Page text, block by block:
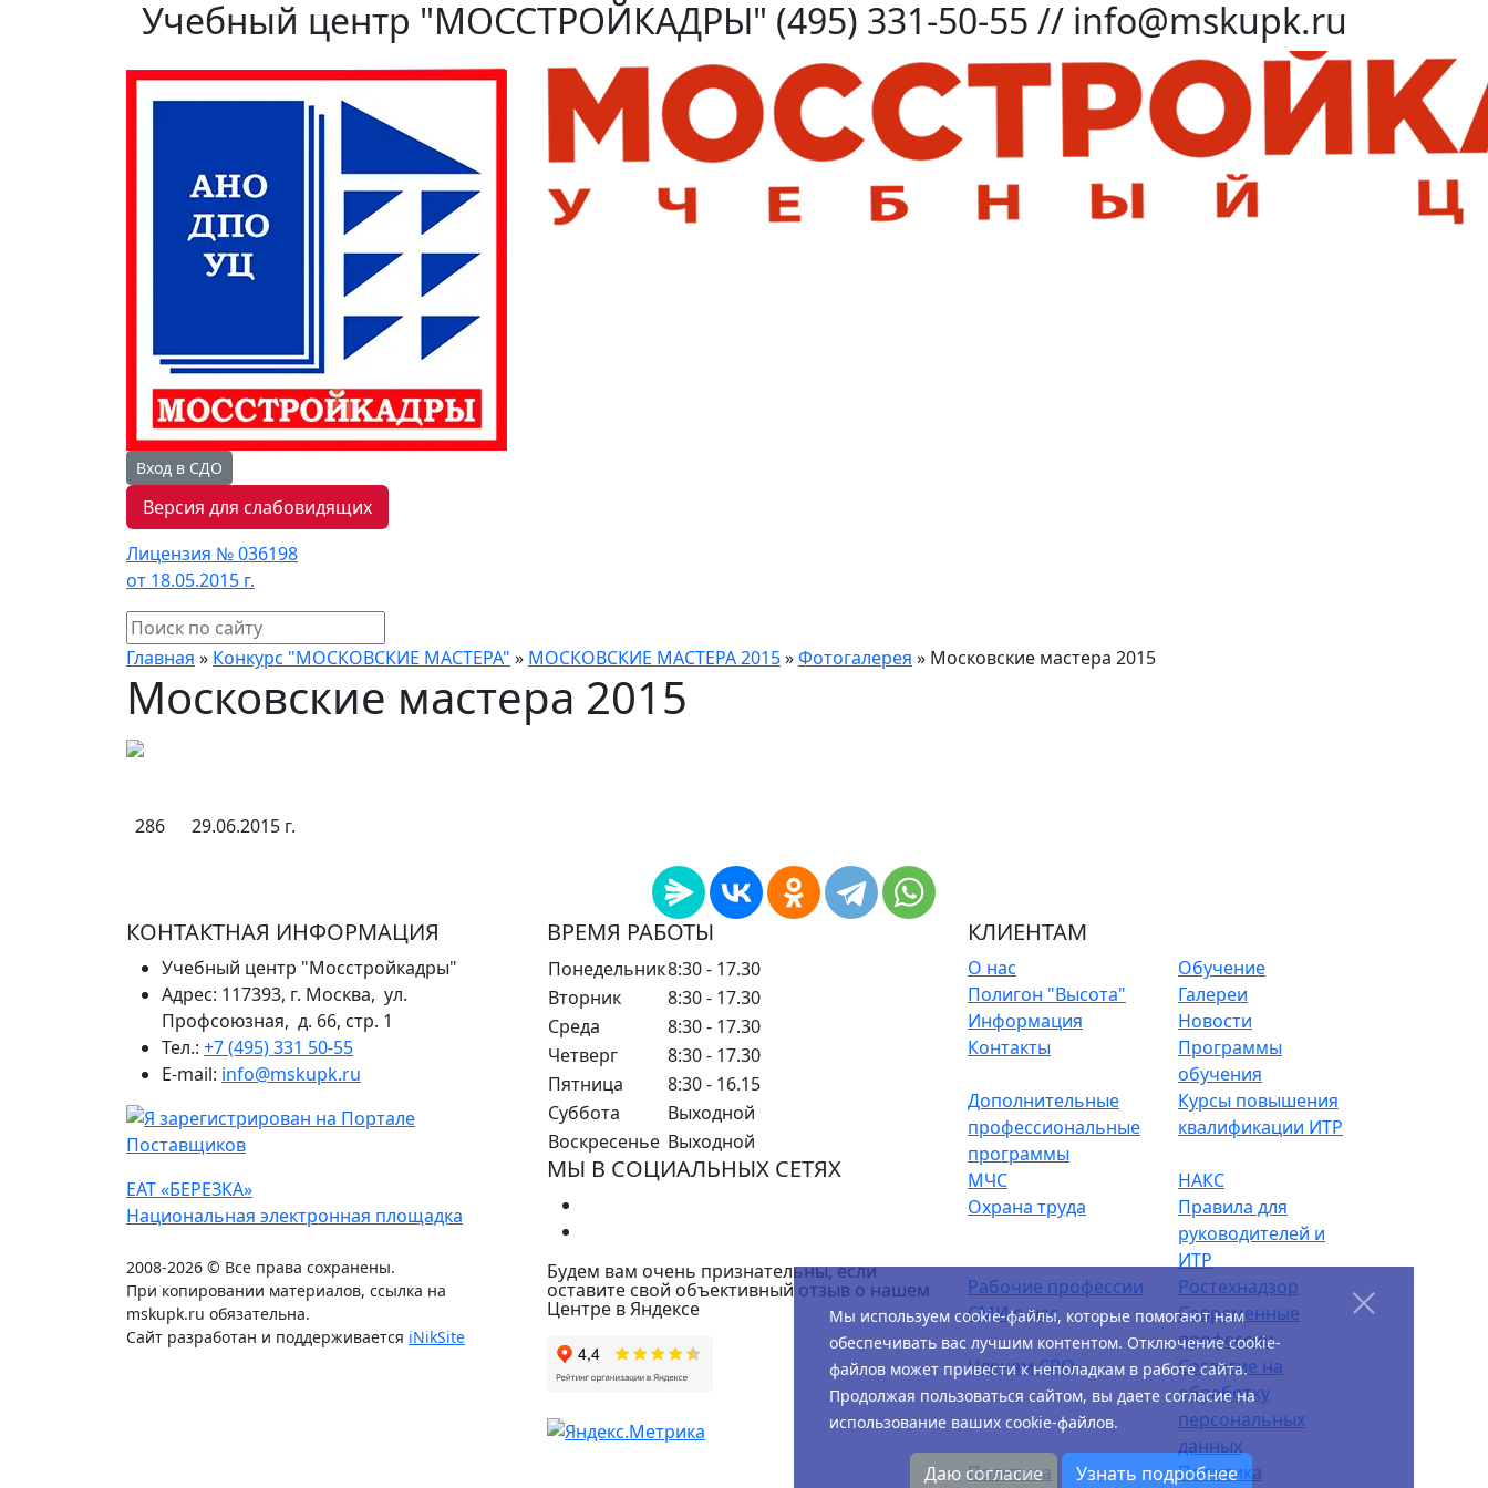
Учебный центр "МОССТРОЙКАДРЫ" (495) 331-50-55 // info@mskupk.ru
Вход в СДО
Версия для слабовидящих
Лицензия № 036198
от 18.05.2015 г.
Главная » Конкурс "МОСКОВСКИЕ МАСТЕРА" » МОСКОВСКИЕ МАСТЕРА 2015»Фотогалерея » Московские мастера 2015
Московские мастера 2015
286 29.06.2015 г.
КОНТАКТНАЯ ИНФОРМАЦИЯ
Учебный центр "Мосстройкадры"
Адрес: 117393, г. Москва, ул.
Профсоюзная, д. 66, стр. 1
Тел.: +7 (495) 331 50-55
E-mail: info@mskupk.ru
ЕАТ «БЕРЕЗКА»
Национальная электронная площадка
2008-2026 © Все права сохранены.
При копировании материалов, ссылка на
mskupk.ru обязательна.
Сайт разработан и поддерживается iNikSite
ВРЕМЯ РАБОТЫ
Понедельник8:30 - 17.30
Вторник
8:30 - 17.30
Среда
8:30 - 17.30
Четверг
8:30 - 17.30
Пятница
8:30 - 16.15
Суббота
Выходной
Воскресенье Выходной
МЫ В СОЦИАЛЬНЫХ СЕТЯХ
Будем вам очень признательны, если
оставите свой объективный отзыв о нашем
Центре в Яндексе
КЛИЕНТАМ
О нас
Обучение
Полигон "Высота"
Галереи
Информация
Новости
Контакты
Программы
обучения
Дополнительные
профессиональные
программы
Курсы повышения
квалификации ИТР
МЧС
НАКС
Охрана труда
Правила для
руководителей и
ИТР
Рабочие профессии
Ростехнадзор
СМИ о нас
Современные
профессии
Членам СРО
Согласие на
обработку
персональных
данных
Политика
Политика
Мы используем cookie-файлы, которые помогают нам
обеспечивать вас лучшим контентом. Отключение cookie-
файлов может привести к неполадкам в работе сайта.
Продолжая пользоваться сайтом, вы даете согласие на
использование ваших cookie-файлов.
Даю согласие Узнать подробнее